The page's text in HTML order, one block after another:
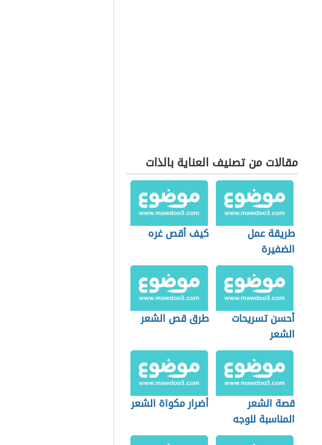
مقالات من تصنيف العناية بالذات
طريقة عمل
الضفيرة
كيف أقص غره
أحسن تسريحات
الشعر
طرق قص الشعر
قصة الشعر
المناسبة للوجه
البيضاوي
أضرار مكواة الشعر